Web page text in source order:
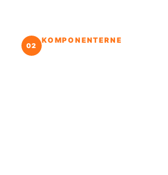
KOMPONENTERNE